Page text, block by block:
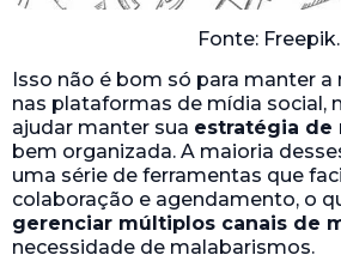
Fonte: Freepik.
Isso não é bom só para manter
nas plataformas de mídia social,
ajudar manter sua estratégia de
bem organizada. A maioria
uma série de ferramentas que
colaboração e agendamento, o
gerenciar múltiplos canais de
necessidade de malabarismos.